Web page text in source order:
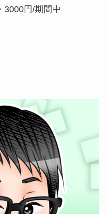
3000円/期間中